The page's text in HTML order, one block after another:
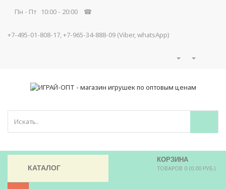
Пн - Пт 10:00 - 20:00 ☎
+7-495-01-808-17, +7-965-34-888-09 (Viber, whatsApp)
КОРЗИНА
ТОВАРОВ 0 (0.00 РУБ.)
КАТАЛОГ